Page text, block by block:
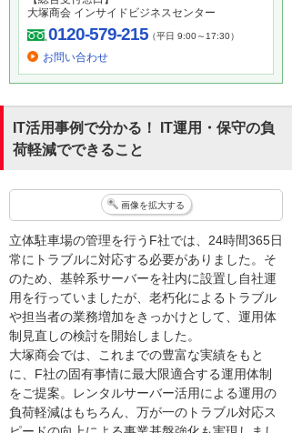
大塚商会 インサイドビジネスセンター
0120-579-215（平日 9:00～17:30）
お問い合わせ
IT活用事例で分かる！ IT運用・保守の負
荷軽減でできること
画像を拡大する
立体駐車場の管理を行うF社では、24時間365日
常にトラブルに対応する必要がありました。そ
のため、基幹系サーバーを社内に設置し自社運
用を行っていましたが、老朽化によるトラブル
や担当者の業務増加をきっかけとして、運用体
制見直しの検討を開始しました。
大塚商会では、これまでの豊富な実績をもと
に、F社の固有事情に最大限適合する運用体制
をご提案。レンタルサーバー活用による運用の
負荷軽減はもちろん、万が一のトラブル対応ス